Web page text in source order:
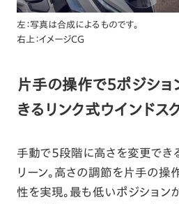
左：写真は合成によるものです。
右上：イメージCG
片手の操作で5ポジショ
きるリンク式ウインドス
手動で5段階に高さを変更でき
リーン。高さの調節を片手の操
性を実現。最も低いポジション